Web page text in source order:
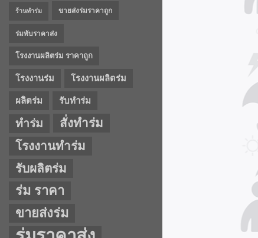
ร้านทำร่ม ขายส่งร่มราคาถูก
ร่มพับราคาส่ง
โรงงานผลิตร่ม ราคาถูก
โรงงานร่ม โรงงานผลิตร่ม
ผลิตร่ม รับทำร่ม
ทำร่ม
สั่งทำร่ม
โรงงานทำร่ม
รับผลิตร่ม
ร่ม ราคา
ขายส่งร่ม